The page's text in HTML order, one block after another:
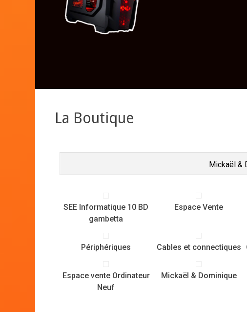
La Boutique
Mickaël &
SEE Informatique 10 BD
gambetta
Espace Vente
Périphériques Cables et connectiques
Espace vente Ordinateur
Neuf
Mickaël & Dominique